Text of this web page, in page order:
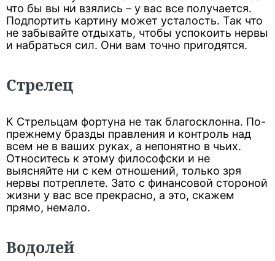
что бы вы ни взялись – у вас все получается.
Подпортить картину может усталость. Так что
не забывайте отдыхать, чтобы успокоить нервы
и набраться сил. Они вам точно пригодятся.
Стрелец
К Стрельцам фортуна не так благосклонна. По-
прежнему бразды правления и контроль над
всем не в ваших руках, а непонятно в чьих.
Относитесь к этому философски и не
выясняйте ни с кем отношений, только зря
нервы потреплете. Зато с финансовой стороной
жизни у вас все прекрасно, а это, скажем
прямо, немало.
Водолей